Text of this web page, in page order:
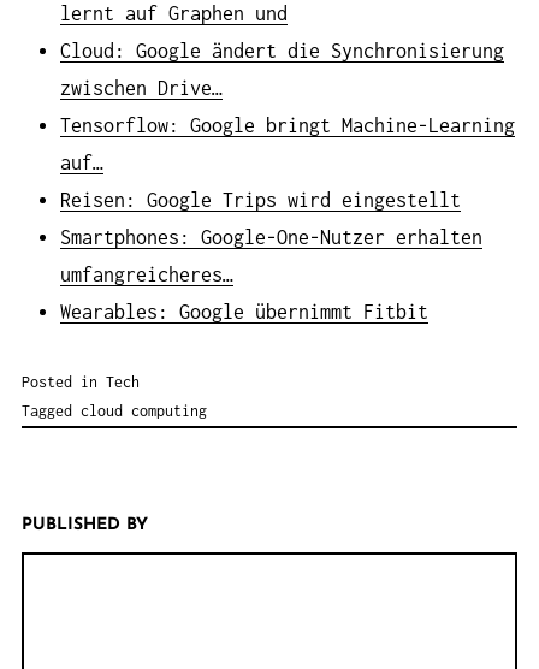
lernt auf Graphen und
Cloud: Google ändert die Synchronisierung
zwischen Drive…
Tensorflow: Google bringt Machine-Learning
auf…
Reisen: Google Trips wird eingestellt
Smartphones: Google-One-Nutzer erhalten
umfangreicheres…
Wearables: Google übernimmt Fitbit
Posted in Tech
Tagged cloud computing
PUBLISHED BY